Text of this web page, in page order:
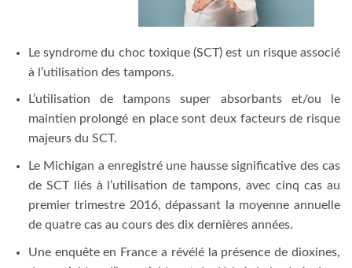
Le syndrome du choc toxique (SCT) est un risque associé
à l’utilisation des tampons.
L’utilisation de tampons super absorbants et/ou le
maintien prolongé en place sont deux facteurs de risque
majeurs du SCT.
Le Michigan a enregistré une hausse significative des cas
de SCT liés à l’utilisation de tampons, avec cinq cas au
premier trimestre 2016, dépassant la moyenne annuelle
de quatre cas au cours des dix dernières années.
Une enquête en France a révélé la présence de dioxines,